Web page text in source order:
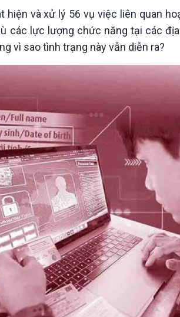
Câu chuyện Thể thao
E-
và xử lý 56 vụ việc liên quan
các lực lượng chức năng tại các
vì sao tình trạng này vẫn diễn ra?